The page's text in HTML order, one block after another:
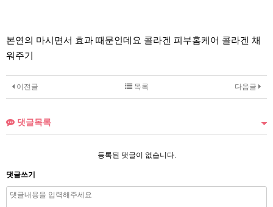
본연의 마시면서 효과 때문인데요 콜라겐 피부홈케어 콜라겐 채
워주기
이전글 다음글
목록
댓글목록
등록된 댓글이 없습니다.
댓글쓰기